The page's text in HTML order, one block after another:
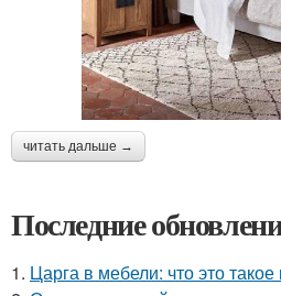
читать дальше →
Последние
1. Царга в мебели: что это